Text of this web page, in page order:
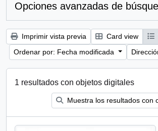
Opciones avanzadas de
Imprimir vista previa Card view
Ordenar por: Fecha modificada
1 resultados con objetos digitales
Muestra los resultados con